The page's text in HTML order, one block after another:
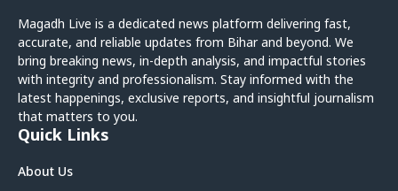
Magadh Live is a dedicated news platform delivering fast,
accurate, and reliable updates from Bihar and beyond. We
bring breaking news, in-depth analysis, and impactful stories
with integrity and professionalism. Stay informed with the
latest happenings, exclusive reports, and insightful journalism
that matters to you.
Quick Links
About Us